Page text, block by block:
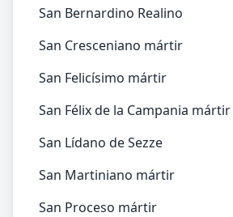
San Bernardino Realino
San Cresceniano mártir
San Felicísimo mártir
San Félix de la Campania mártir
San Lídano de Sezze
San Martiniano mártir
San Proceso mártir